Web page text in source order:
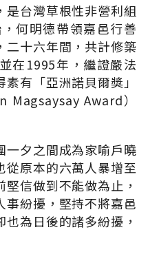
台灣草根性非營利組
何明德帶領嘉邑行善
二十六年間，共計修築
在1995年，繼證嚴法
有「亞洲諾貝爾獎」
Award）
一夕之間成為家喻戶曉
從原本的六萬人暴增至
信做到不能做為止，
紛擾，堅持不將嘉邑
為日後的諸多紛擾，